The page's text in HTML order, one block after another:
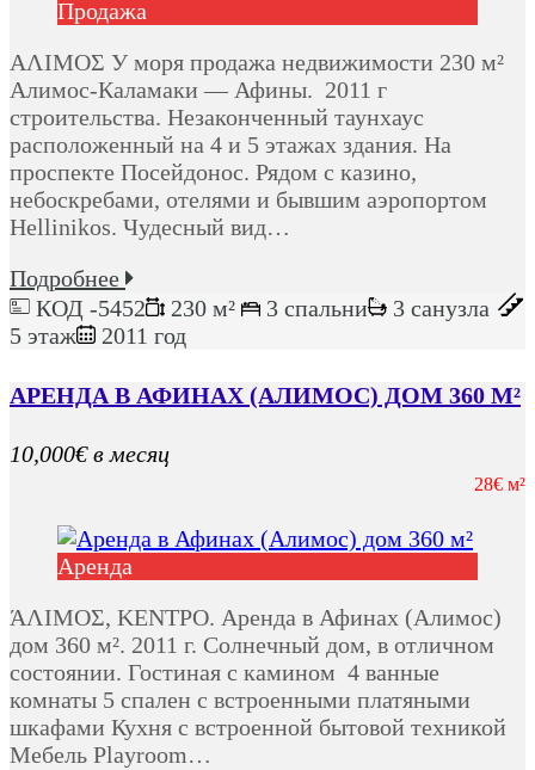
Продажа
ΑΛΙΜΟΣ У моря продажа недвижимости 230 м²
Алимос-Каламаки — Афины. 2011 г
строительства. Незаконченный таунхаус
расположенный на 4 и 5 этажах здания. На
проспекте Посейдонос. Рядом с казино,
небоскребами, отелями и бывшим аэропортом
Hellinikos. Чудесный вид…
Подробнее
КОД -5452
230 м² 3 спальни
3 санузла
5 этаж
2011 год
АРЕНДА В АФИНАХ (АЛИМОС) ДОМ 360 М²
10,000€ в месяц
28€ м²
Аренда
ΆΛΙΜΟΣ, ΚΕΝΤΡΟ. Аренда в Афинах (Алимос)
дом 360 м². 2011 г. Солнечный дом, в отличном
состоянии. Гостиная с камином 4 ванные
комнаты 5 спален с встроенными платяными
шкафами Кухня с встроенной бытовой техникой
Мебель Playroom…